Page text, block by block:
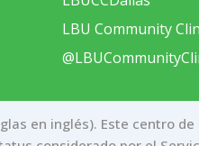
LBU Community
en inglés). Este centro